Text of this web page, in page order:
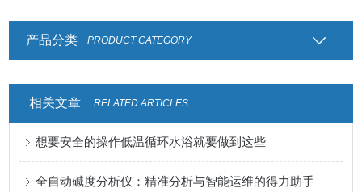
产品分类 PRODUCT CATEGORY
相关文章 RELATED ARTICLES
想要安全的操作低温循环水浴就要做到这些
全自动碱度分析仪：精准分析与智能运维的得力助手